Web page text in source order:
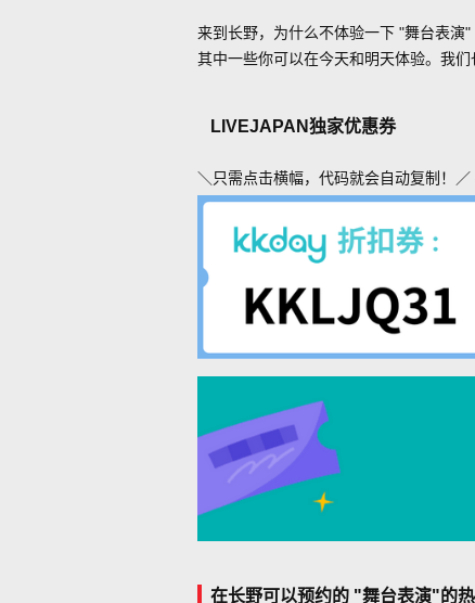
来到长野，为什么不体验一下 "舞台表演
其中一些你可以在今天和明天体验。我
LIVEJAPAN独家优惠券
＼只需点击横幅，代码就会自动复制！
在长野可以预约的 "舞台表演"的